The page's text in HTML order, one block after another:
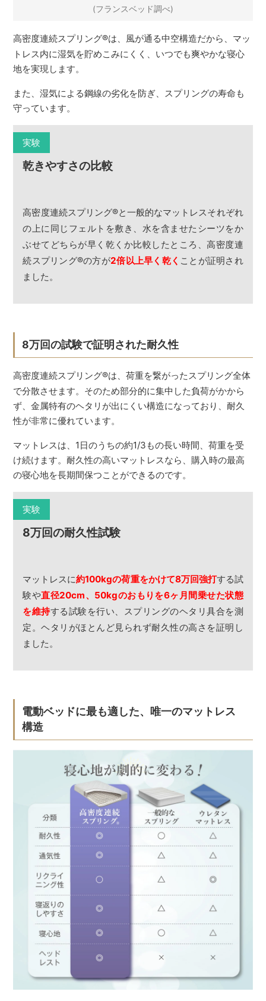
(フランスベッド調べ)
高密度連続スプリング®は、風が通る中空構造だから、マッ
トレス内に湿気を貯めこみにくく、いつでも爽やかな寝心
地を実現します。
また、湿気による鋼線の劣化を防ぎ、スプリングの寿命も
守っています。
実験
乾きやすさの比較
高密度連続スプリング®と一般的なマットレスそれぞれ
の上に同じフェルトを敷き、水を含ませたシーツをか
ぶせてどちらが早く乾くか比較したところ、高密度連
続スプリング®の方が2倍以上早く乾く ことが証明され
ました。
8万回の試験で証明された耐久性
高密度連続スプリング®は、荷重を繋がったスプリング全体
で分散させます。そのため部分的に集中した負荷がかから
ず、金属特有のヘタリが出にくい構造になっており、耐久
性が非常に優れています。
マットレスは、1日のうちの約1/3もの長い時間、荷重を受
け続けます。耐久性の高いマットレスなら、購入時の最高
の寝心地を長期間保つことができるのです。
実験
8万回の耐久性試験
マットレスに約100kgの荷重をかけて8万回強打する試
験や直径20cm、50kgのおもりを6ヶ月間乗せた状態
を維持する試験を行い、スプリングのヘタリ具合を測
定。ヘタリがほとんど見られず耐久性の高さを証明し
ました。
電動ベッドに最も適した、唯一のマットレス
構造